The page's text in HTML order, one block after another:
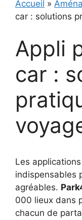
Accueil »
car : solutions
Appli
car :
Les
indispensables
agréables.
000 lieux dans
chacun de